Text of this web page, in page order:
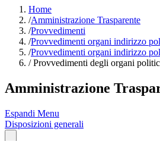
Home
/Amministrazione Trasparente
/Provvedimenti
/Provvedimenti organi indirizzo
/Provvedimenti organi indirizzo
/Provvedimenti degli organi
Amministrazione
Espandi Menu
Disposizioni generali